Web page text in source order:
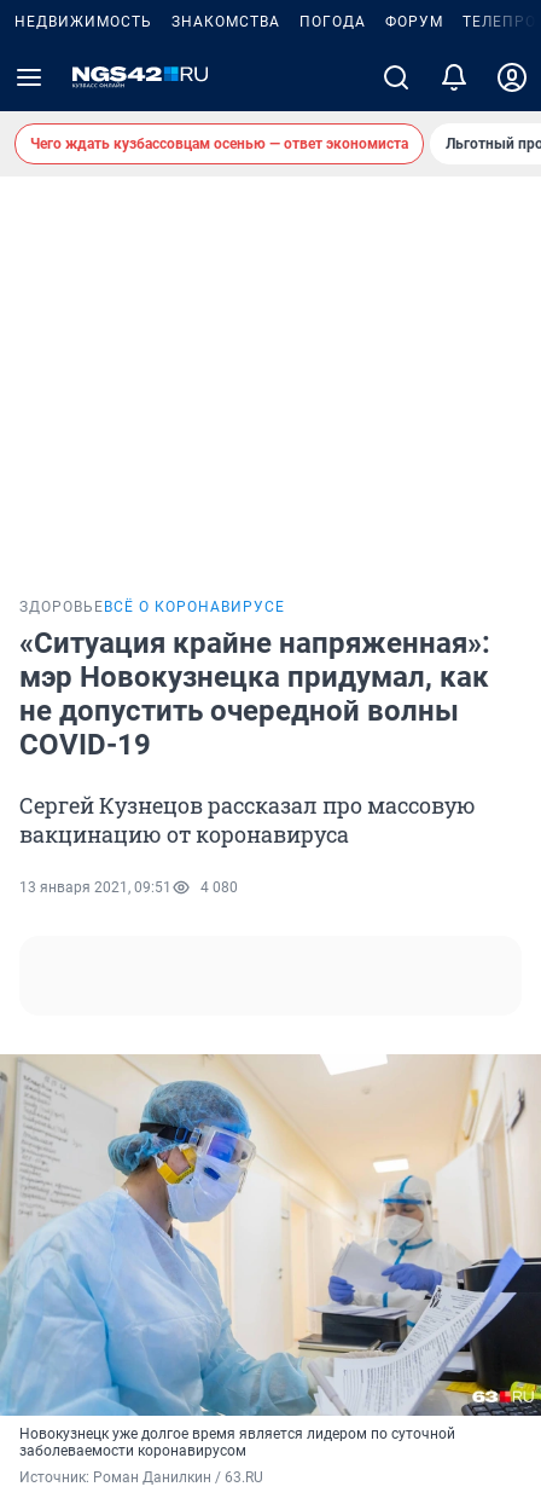
НЕДВИЖИМОСТЬ ЗНАКОМСТВА ПОГОДА ФОРУМ
Чего ждать кузбассовцам осенью — ответ экономиста Льготный
ЗДОРОВЬЕ ВСЁ О КОРОНАВИРУСЕ
«Ситуация крайне напряженная»:
мэр Новокузнецка придумал, как
не допустить очередной волны
COVID-19
Сергей Кузнецов рассказал про массовую
вакцинацию от коронавируса
13 января 2021, 09:51 4 080
Новокузнецк уже долгое время является лидером по суточной
заболеваемости коронавирусом
Источник: Роман Данилкин / 63.RU